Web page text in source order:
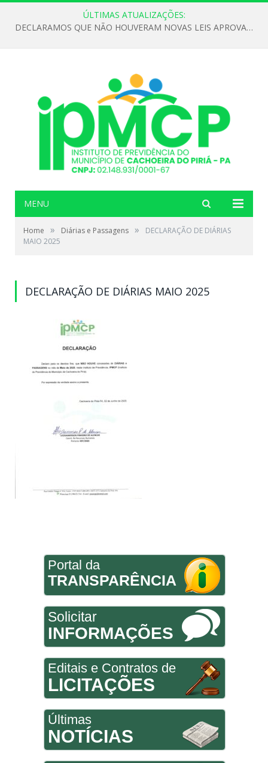
ÚLTIMAS ATUALIZAÇÕES:
DECLARAMOS QUE NÃO HOUVERAM NOVAS LEIS APROVADAS ATÉ O MOMENTO PARA O INSTITUTO DE PREVIDÊNCIA NO ANO DE 2026
MENU
Home » Diárias e Passagens »
DECLARAÇÃO DE DIÁRIAS
MAIO 2025
DECLARAÇÃO DE DIÁRIAS MAIO 2025
Portal da
TRANSPARÊNCIA
Solicitar
INFORMAÇÕES
Editais e Contratos de
LICITAÇÕES
Últimas
NOTÍCIAS